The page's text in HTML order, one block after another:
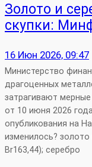
Золото и
скупки:
16 Июн 2026, 09:47
Министерство
драгоценных
затрагивают
от 10 июня 2026
опубликования на
изменилось?
Br163,44); серебро